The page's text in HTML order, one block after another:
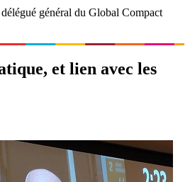
général du Global Compact
et lien avec les